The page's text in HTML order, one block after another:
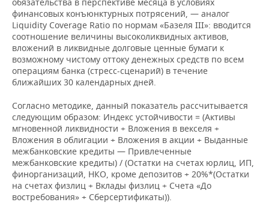
финансовых конъюнктурных потрясений, — аналог
Liquidity Coverage Ratio по нормам «Базеля III»: вводится
соотношение величины высоколиквидных активов,
вложений в ликвидные долговые ценные бумаги к
возможному чистому оттоку денежных средств по всем
операциям банка (стресс-сценарий) в течение
ближайших 30 календарных дней.
Согласно методике, данный показатель рассчитывается
следующим образом: Индекс устойчивости = (Активы
мгновенной ликвидности + Вложения в векселя +
Вложения в облигации + Вложения в акции + Выданные
межбанковские кредиты — Привлеченные
межбанковские кредиты) / (Остатки на счетах юрлиц, ИП,
финорганизаций, НКО, кроме депозитов + 20%*(Остатки
на счетах физлиц + Вклады физлиц + Счета «До
востребования» + Сберсертификаты)).